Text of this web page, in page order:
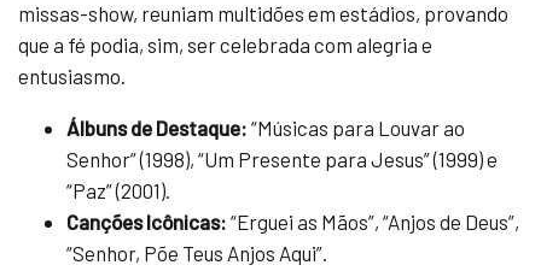
missas-show, reuniam multidões em estádios, provando
que a fé podia, sim, ser celebrada com alegria e
entusiasmo.
Álbuns de Destaque: “Músicas para Louvar ao
Senhor” (1998), “Um Presente para Jesus” (1999) e
“Paz” (2001).
Canções Icônicas: “Erguei as Mãos”, “Anjos de Deus”,
“Senhor, Põe Teus Anjos Aqui”.